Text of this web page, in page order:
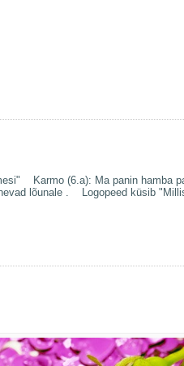
Karmo (6.a): Ma panin
lõunale . Logopeed küsib